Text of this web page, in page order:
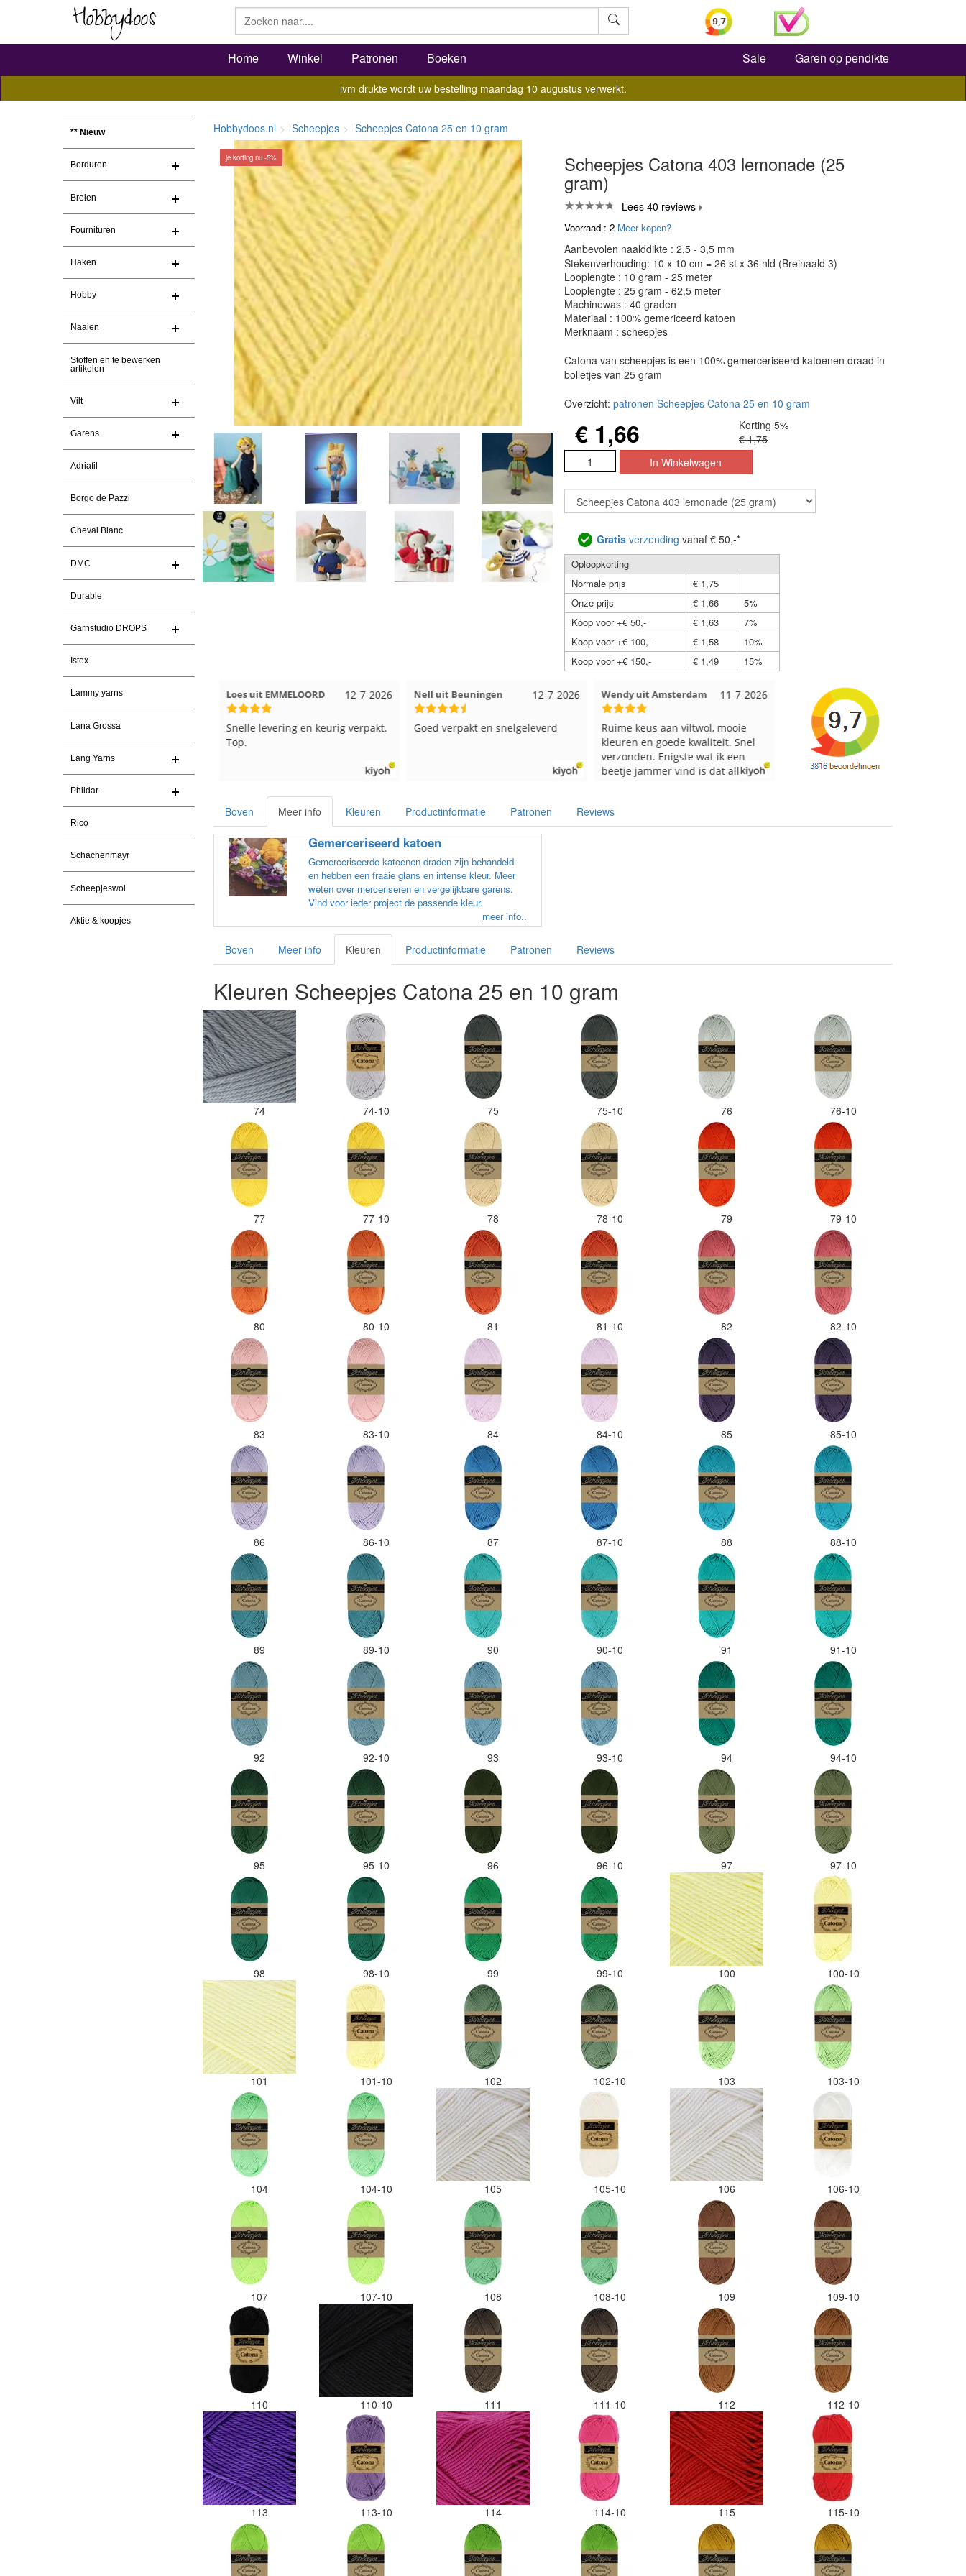
Zoeken
Home Winkel Patronen Boeken Sale Garen op pendikte
ivm drukte wordt uw bestelling maandag 10 augustus verwerkt.
** Nieuw
Borduren
Breien
Fournituren
Haken
Hobby
Naaien
Stoffen en te bewerken
artikelen
Vilt
Garens
Adriafil
Borgo de Pazzi
Cheval Blanc
DMC
Durable
Garnstudio DROPS
Istex
Lammy yarns
Lana Grossa
Lang Yarns
Phildar
Rico
Schachenmayr
Scheepjeswol
Aktie & koopjes
Hobbydoos.nl Scheepjes Scheepjes Catona 25 en 10 gram
je korting nu -5% Scheepjes Catona 403 lemonade (25
gram)
Lees 40 reviews
Voorraad : 2 Meer kopen?
Aanbevolen naalddikte : 2,5 - 3,5 mm
Stekenverhouding: 10 x 10 cm = 26 st x 36 nld (Breinaald 3)
Looplengte : 10 gram - 25 meter
Looplengte : 25 gram - 62,5 meter
Machinewas : 40 graden
Materiaal : 100% gemericeerd katoen
Merknaam : scheepjes
Catona van scheepjes is een 100% gemerceriseerd katoenen draad in
bolletjes van 25 gram
Overzicht: patronen Scheepjes Catona 25 en 10 gram
€ 1,66
Korting 5%
€ 1,75
Gratisverzending vanaf € 50,-*
Oploopkorting
Normale prijs
€ 1,75
Onze prijs
€ 1,66
5%
Koop voor +€ 50,-
€ 1,63
7%
Koop voor +€ 100,-
€ 1,58
10%
Koop voor +€ 150,-
€ 1,49 15%
Hilde uit Loyers
Reeds meerdere keren breigaren
en breinaalden besteld, altijd heel
tevreden over de service.
12-7-2026
Loes uit EMMELOORD
Snelle levering en keurig verpakt.
Top.
12-7-2026
Nell uit Beuningen
Goed verpakt en snelgeleverd
11-7-2026
Wendy uit Amsterdam
Ruime keus aan viltwol, mooie
kleuren en goede kwaliteit. Snel
verzonden. Enigste wat ik een
beetje jammer vind is dat alles los
en paars besteld en dat word zo
los in een doos gestopt. Geen
Als ik nu wil nabestellen moet ik
kleurcode bij de juiste bol heb
gedaan. Misschien een tip om de
kleuren apart in te pakken met
een sticker welke kleur het is?
Desondanks zou ik deze shop
zeker wel aanbevelen wat betreft
de viltwol. Goede prijs/kwaliteit
verhouding.
Anja uit Druten
Altijd alles op voorraad en een
supersnelle levering!
Boven Meer info Kleuren Productinformatie Patronen Reviews
Gemerceriseerd katoen
Gemerceriseerde katoenen draden zijn behandeld
en hebben een fraaie glans en intense kleur. Meer
weten over merceriseren en vergelijkbare garens.
Vind voor ieder project de passende kleur.
meer info..
Boven Meer info Kleuren Productinformatie Patronen Reviews
Kleuren Scheepjes Catona 25 en 10 gram
74 74-10 75 75-10 76 76-10
77 77-10 78 78-10 79 79-10
80 80-10 81 81-10 82 82-10
83 83-10 84 84-10 85 85-10
86 86-10 87 87-10 88 88-10
89 89-10 90 90-10 91 91-10
92 92-10 93 93-10 94 94-10
95 95-10 96 96-10 97 97-10
98 98-10 99 99-10 100 100-10
101 101-10 102 102-10 103 103-10
104 104-10 105 105-10 106 106-10
107 107-10 108 108-10 109 109-10
110 110-10 111 111-10 112 112-10
113 113-10 114 114-10 115 115-10